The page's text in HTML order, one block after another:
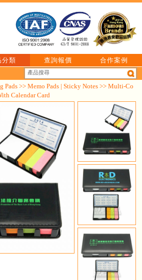
分類 查詢報價
合作案例
Pads >> Memo Pads | Sticky Notes >> Multi-Co
Calendar Card